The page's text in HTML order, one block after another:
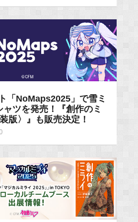
「NoMaps2025」で雪ミ
ツを発売！『創作のミ
版〉』も販売決定！